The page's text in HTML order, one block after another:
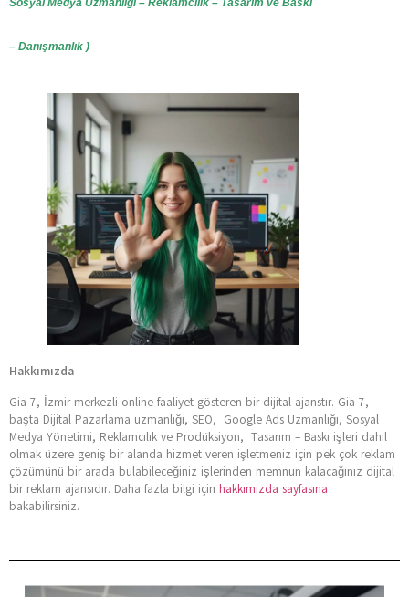
Sosyal Medya Uzmanlığı – Reklamcılık – Tasarım ve Baskı
– Danışmanlık )
Hakkımızda
Gia 7, İzmir merkezli online faaliyet gösteren bir dijital ajanstır. Gia 7,
başta Dijital Pazarlama uzmanlığı, SEO, Google Ads Uzmanlığı, Sosyal
Medya Yönetimi, Reklamcılık ve Prodüksiyon, Tasarım – Baskı işleri dahil
olmak üzere geniş bir alanda hizmet veren işletmeniz için pek çok reklam
çözümünü bir arada bulabileceğiniz işlerinden memnun kalacağınız dijital
bir reklam ajansıdır. Daha fazla bilgi için hakkımızda sayfasına
bakabilirsiniz.